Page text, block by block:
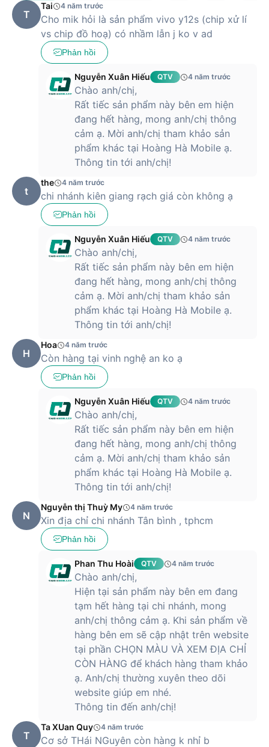
T
Tai 4 năm trước
Cho mik hỏi là sản phẩm vivo y12s (chip xử lí
vs chip đồ hoạ) có nhầm lẫn j ko v ad
Phản hồi
Nguyễn Xuân Hiếu QTV 4 năm trước
Chào anh/chị,
Rất tiếc sản phẩm này bên em hiện
đang hết hàng, mong anh/chị thông
cảm ạ. Mời anh/chị tham khảo sản
phẩm khác tại Hoàng Hà Mobile ạ.
Thông tin tới anh/chị!
t
the 4 năm trước
chi nhánh kiên giang rạch giá còn không ạ
Phản hồi
Nguyễn Xuân Hiếu QTV 4 năm trước
Chào anh/chị,
Rất tiếc sản phẩm này bên em hiện
đang hết hàng, mong anh/chị thông
cảm ạ. Mời anh/chị tham khảo sản
phẩm khác tại Hoàng Hà Mobile ạ.
Thông tin tới anh/chị!
H
Hoa 4 năm trước
Còn hàng tại vinh nghệ an ko ạ
Phản hồi
Nguyễn Xuân Hiếu QTV 4 năm trước
Chào anh/chị,
Rất tiếc sản phẩm này bên em hiện
đang hết hàng, mong anh/chị thông
cảm ạ. Mời anh/chị tham khảo sản
phẩm khác tại Hoàng Hà Mobile ạ.
Thông tin tới anh/chị!
N
Nguyễn thị Thuỳ My 4 năm trước
Xin địa chỉ chi nhánh Tân bình , tphcm
Phản hồi
Phan Thu Hoài QTV 4 năm trước
Chào anh/chị,
Hiện tại sản phẩm này bên em đang
tạm hết hàng tại chi nhánh, mong
anh/chị thông cảm ạ. Khi sản phẩm về
hàng bên em sẽ cập nhật trên website
tại phần CHỌN MÀU VÀ XEM ĐỊA CHỈ
CÒN HÀNG để khách hàng tham khảo
ạ. Anh/chị thường xuyên theo dõi
website giúp em nhé.
Thông tin đến anh/chị!
T
Ta XUan Quy 4 năm trước
Cơ sở THái NGuyên còn hàng k nhỉ b